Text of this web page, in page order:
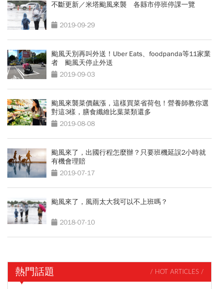
不斷更新／米塔颱風來襲 各縣市停班停課一覽
2019-09-29
颱風天別再叫外送！Uber Eats、foodpanda等11家業
者 颱風天停止外送
2019-09-03
颱風來襲菜價飆漲，這樣買菜省荷包！營養師教你選
對這3樣，膳食纖維比葉菜類還多
2019-08-08
颱風來了，出國行程怎麼辦？只要班機延誤2小時就
有機會理賠
2019-07-17
颱風來了，風雨太大我可以不上班嗎？
2018-07-10
熱門話題 / HOT ARTICLES /